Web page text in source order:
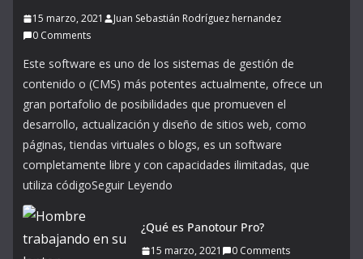
15 marzo, 2021
Juan Sebastián Rodríguez hernandez
0 Comments
Este software es uno de los sistemas de gestión de
contenido o (CMS) más potentes actualmente, ofrece un
gran portafolio de posibilidades que promueven el
desarrollo, actualización y diseño de sitios web, como
páginas, tiendas virtuales o blogs, es un software
completamente libre y con capacidades ilimitadas, que
utiliza códigoSeguir Leyendo
¿Qué es Panotour Pro?
15 marzo, 2021 0 Comments